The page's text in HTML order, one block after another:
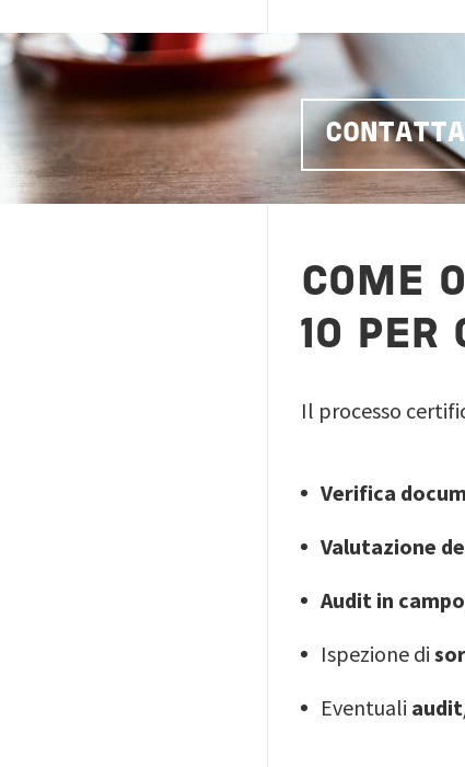
COME
10 PER
Il processo
Verifica
Valutazione
Audit in campo
Ispezione di
Eventuali audit